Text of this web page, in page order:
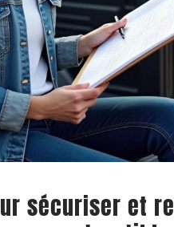
sécuriser et